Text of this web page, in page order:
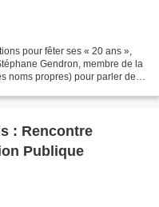
pour fêter ses « 20 ans »,
Gendron, membre de la
noms propres) pour parler des
: Rencontre
Publique